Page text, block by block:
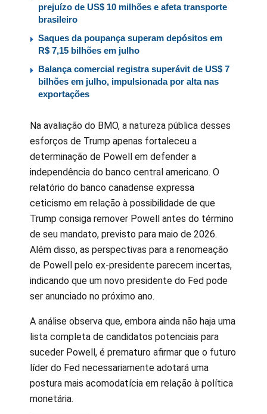
prejuízo de US$ 10 milhões e afeta transporte
brasileiro
Saques da poupança superam depósitos em
R$ 7,15 bilhões em julho
Balança comercial registra superávit de US$ 7
bilhões em julho, impulsionada por alta nas
exportações
Na avaliação do BMO, a natureza pública desses
esforços de Trump apenas fortaleceu a
determinação de Powell em defender a
independência do banco central americano. O
relatório do banco canadense expressa
ceticismo em relação à possibilidade de que
Trump consiga remover Powell antes do término
de seu mandato, previsto para maio de 2026.
Além disso, as perspectivas para a renomeação
de Powell pelo ex-presidente parecem incertas,
indicando que um novo presidente do Fed pode
ser anunciado no próximo ano.
A análise observa que, embora ainda não haja uma
lista completa de candidatos potenciais para
suceder Powell, é prematuro afirmar que o futuro
líder do Fed necessariamente adotará uma
postura mais acomodatícia em relação à política
monetária.